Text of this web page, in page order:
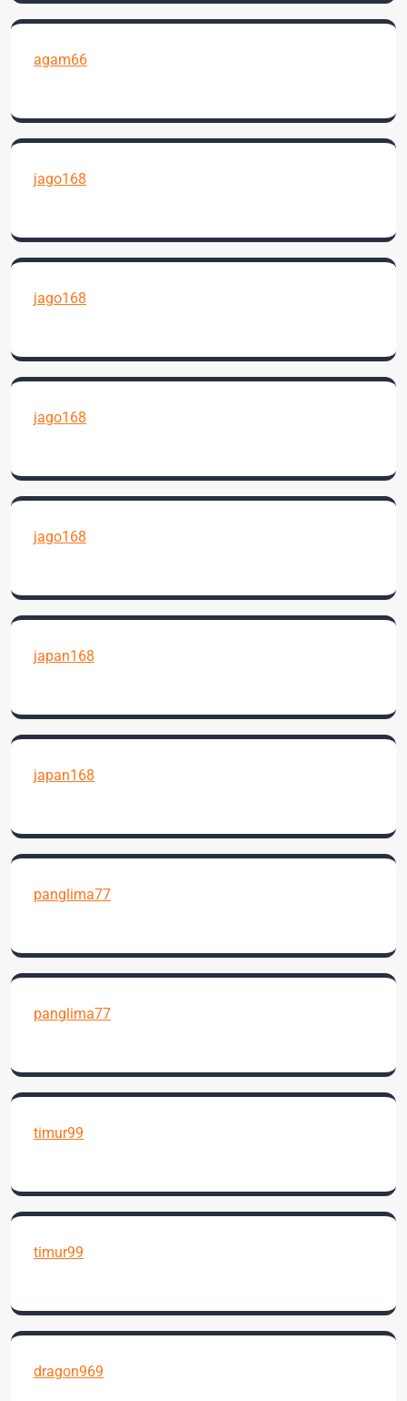
agam66
jago168
jago168
jago168
jago168
japan168
japan168
panglima77
panglima77
timur99
timur99
dragon969